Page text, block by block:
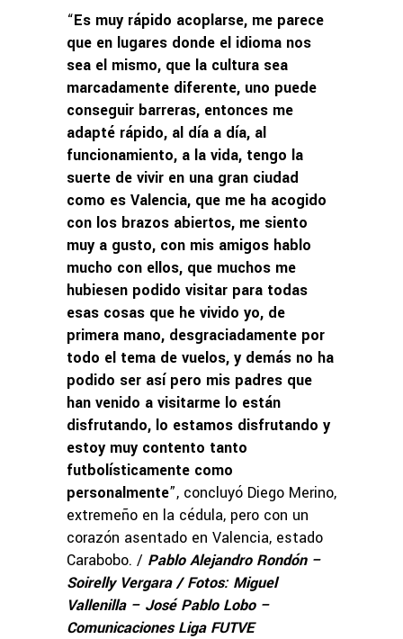
“Es muy rápido acoplarse, me parece
que en lugares donde el idioma nos
sea el mismo, que la cultura sea
marcadamente diferente, uno puede
conseguir barreras, entonces me
adapté rápido, al día a día, al
funcionamiento, a la vida, tengo la
suerte de vivir en una gran ciudad
como es Valencia, que me ha acogido
con los brazos abiertos, me siento
muy a gusto, con mis amigos hablo
mucho con ellos, que muchos me
hubiesen podido visitar para todas
esas cosas que he vivido yo, de
primera mano, desgraciadamente por
todo el tema de vuelos, y demás no ha
podido ser así pero mis padres que
han venido a visitarme lo están
disfrutando, lo estamos disfrutando y
estoy muy contento tanto
futbolísticamente como
personalmente”, concluyó Diego Merino,
extremeño en la cédula, pero con un
corazón asentado en Valencia, estado
Carabobo. / Pablo Alejandro Rondón –
Soirelly Vergara / Fotos: Miguel
Vallenilla – José Pablo Lobo –
Comunicaciones Liga FUTVE